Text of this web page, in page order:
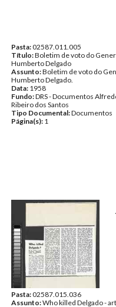
Pasta:02587.011.005
Título:Boletim de voto do
Humberto Delgado
Assunto:Boletim de voto do
Humberto Delgado.
Data: 1958
Fundo:DRS - Documentos
Ribeiro dos Santos
Tipo Documental:Documentos
Página(s): 1
Pasta:02587.015.036
Assunto:Who killed Delgado -